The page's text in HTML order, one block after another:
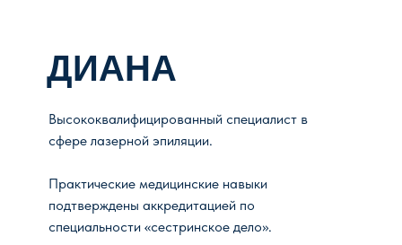
Высококвалифицированный специалист в
сфере лазерной эпиляции.
Практические медицинские навыки
подтверждены аккредитацией по
специальности «сестринское дело».
ДИАНА